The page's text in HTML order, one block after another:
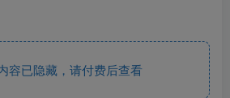
已隐藏，请付费后查看